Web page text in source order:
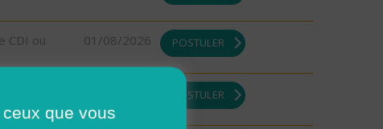
CDI ou
01/08/2026 POSTULER
POSTULER
que vous